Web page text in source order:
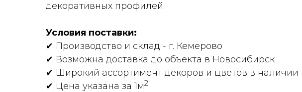
декоративных профилей.
Условия поставки:
✔ Производство и склад - г. Кемерово
✔ Возможна доставка до объекта в Новосибирск
✔ Широкий ассортимент декоров и цветов в наличии
✔ Цена указана за 1м2